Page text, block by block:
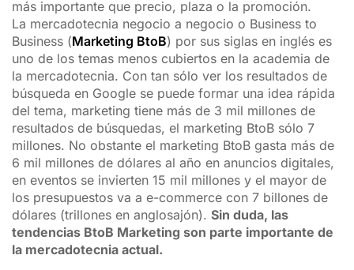
más importante que precio, plaza o la promoción.
La mercadotecnia negocio a negocio o Business to
Business (Marketing BtoB) por sus siglas en inglés es
uno de los temas menos cubiertos en la academia de
la mercadotecnia. Con tan sólo ver los resultados de
búsqueda en Google se puede formar una idea rápida
del tema, marketing tiene más de 3 mil millones de
resultados de búsquedas, el marketing BtoB sólo 7
millones. No obstante el marketing BtoB gasta más de
6 mil millones de dólares al año en anuncios digitales,
en eventos se invierten 15 mil millones y el mayor de
los presupuestos va a e-commerce con 7 billones de
dólares (trillones en anglosajón). Sin duda, las
tendencias BtoB Marketing son parte importante de
la mercadotecnia actual.